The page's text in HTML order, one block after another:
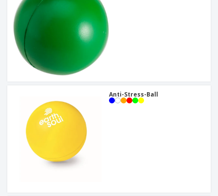
Anti-Stress-Ball